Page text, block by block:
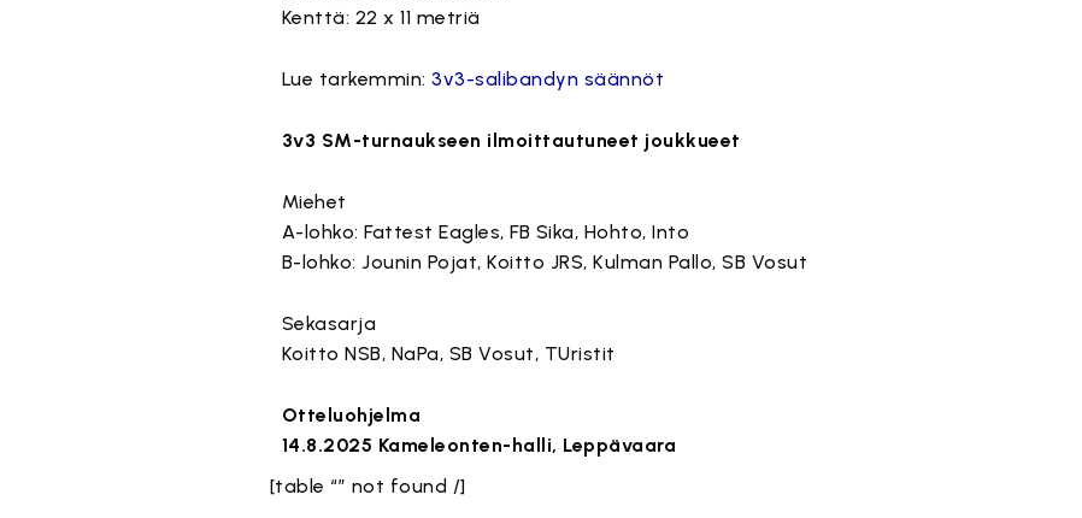
Kenttä: 22 x 11 metriä
Lue tarkemmin: 3v3-salibandyn säännöt
3v3 SM-turnaukseen ilmoittautuneet joukkueet
Miehet
A-lohko: Fattest Eagles, FB Sika, Hohto, Into
B-lohko: Jounin Pojat, Koitto JRS, Kulman Pallo, SB Vosut
Sekasarja
Koitto NSB, NaPa, SB Vosut, TUristit
Otteluohjelma
14.8.2025 Kameleonten-halli, Leppävaara
[table “” not found /]